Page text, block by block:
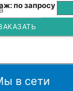
по запросу
в сети